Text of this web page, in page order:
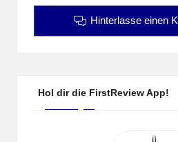
Hinterlasse einen
Hol dir die FirstReview App!